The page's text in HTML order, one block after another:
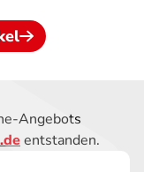
Angebots
entstanden.